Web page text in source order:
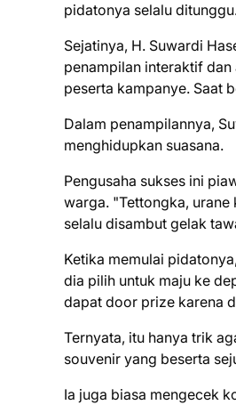
pidatonya selalu
Sejatinya, H. Suwardi
penampilan interaktif
peserta kampanye. Saat
Dalam penampilannya,
menghidupkan suasana.
Pengusaha sukses ini
warga. "Tettongka,
selalu disambut gelak
Ketika memulai
dia pilih untuk maju ke
dapat door prize karena
Ternyata, itu hanya trik
souvenir yang beserta
Ia juga biasa mengecek